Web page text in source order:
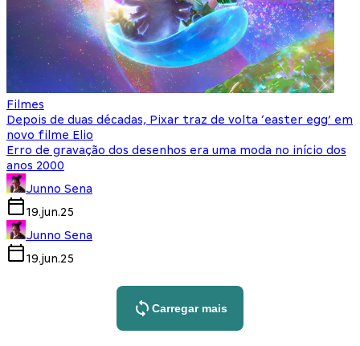
Filmes
Depois de duas décadas, Pixar traz de volta ‘easter egg’ em
novo filme Elio
Erro de gravação dos desenhos era uma moda no início dos
anos 2000
Junno Sena
19.jun.25
Junno Sena
19.jun.25
Carregar mais